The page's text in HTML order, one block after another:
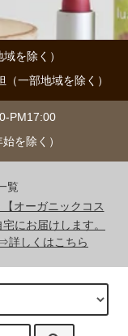
を除く）
一部地域を除く）
PM17:00
を除く）
覧
オーガニックコス
にお届けします。
詳しくはこちら